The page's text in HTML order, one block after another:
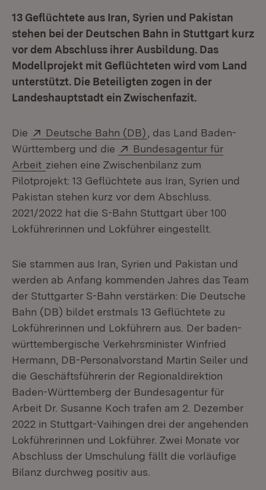
13 Geflüchtete aus Iran, Syrien und Pakistan
stehen bei der Deutschen Bahn in Stuttgart kurz
vor dem Abschluss ihrer Ausbildung. Das
Modellprojekt mit Geflüchteten wird vom Land
unterstützt. Die Beteiligten zogen in der
Landeshauptstadt ein Zwischenfazit.
Die Extern:
Deutsche Bahn (DB) (Öffnet in neuem
, das Land Baden-
Württemberg und die
Extern:
Bundesagentur für
Arbeit (Öffnet in neuem Fenster)
ziehen eine Zwischenbilanz zum
Pilotprojekt: 13 Geflüchtete aus Iran, Syrien und
Pakistan stehen kurz vor dem Abschluss.
2021/2022 hat die S-Bahn Stuttgart über 100
Lokführerinnen und Lokführer eingestellt.
Sie stammen aus Iran, Syrien und Pakistan und
werden ab Anfang kommenden Jahres das Team
der Stuttgarter S-Bahn verstärken: Die Deutsche
Bahn (DB) bildet erstmals 13 Geflüchtete zu
Lokführerinnen und Lokführern aus. Der baden-
württembergische Verkehrsminister Winfried
Hermann, DB-Personalvorstand Martin Seiler und
die Geschäftsführerin der Regionaldirektion
Baden-Württemberg der Bundesagentur für
Arbeit Dr. Susanne Koch trafen am 2. Dezember
2022 in Stuttgart-Vaihingen drei der angehenden
Lokführerinnen und Lokführer. Zwei Monate vor
Abschluss der Umschulung fällt die vorläufige
Bilanz durchweg positiv aus.